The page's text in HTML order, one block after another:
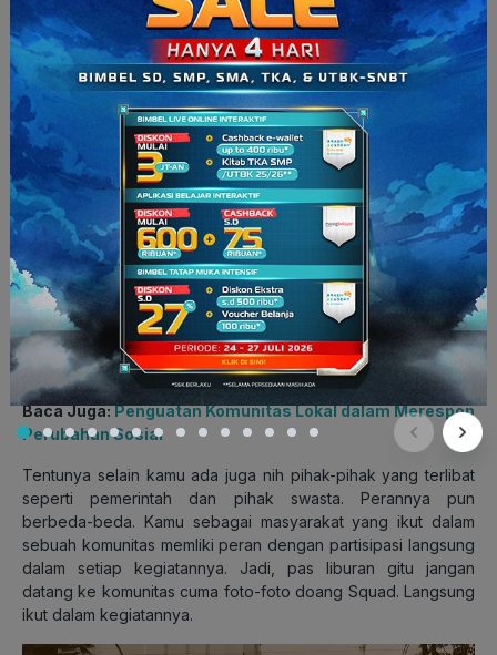
Jadi, kalau kamu ikut dalam usaha memberdayakan
komunitas, wah berarti kamu secara nggak langsung ikut
mewujudkan tujuan dari pemberdayaan komunitas itu sendiri
Squad. Yaps, dalam sosiologi, kamu yang turut serta dalam
upaya memberdayakan komunitas itu disebut dengan aktor
pemberdayaan.
Baca Juga:Penguatan Komunitas Lokal dalam Merespon
Perubahan Sosial
Tentunya selain kamu ada juga nih pihak-pihak yang terlibat
seperti pemerintah dan pihak swasta. Perannya pun
berbeda-beda. Kamu sebagai masyarakat yang ikut dalam
sebuah komunitas memliki peran dengan partisipasi langsung
dalam setiap kegiatannya. Jadi, pas liburan gitu jangan
datang ke komunitas cuma foto-foto doang Squad. Langsung
ikut dalam kegiatannya.